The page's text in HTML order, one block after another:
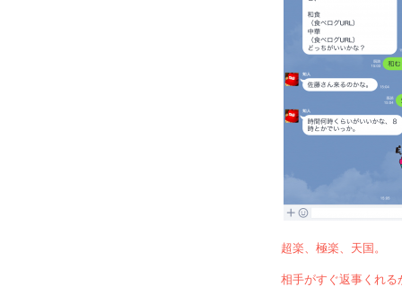
超楽、極楽、天国。
相手がすぐ返事くれ